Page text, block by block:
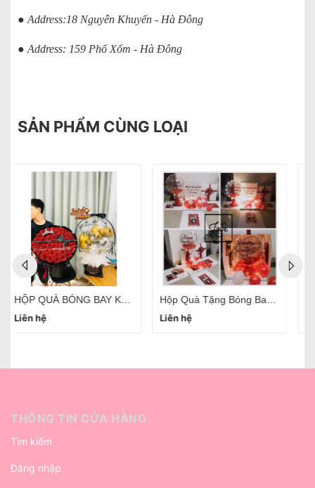
● Address:18 Nguyễn Khuyến - Hà Đông
● Address: 159 Phố Xốm - Hà Đông
SẢN PHẨM CÙNG LOẠI
Liên hệ
Liên hệ
THÔNG TIN CỬA HÀNG
Tìm kiếm
Đăng nhập